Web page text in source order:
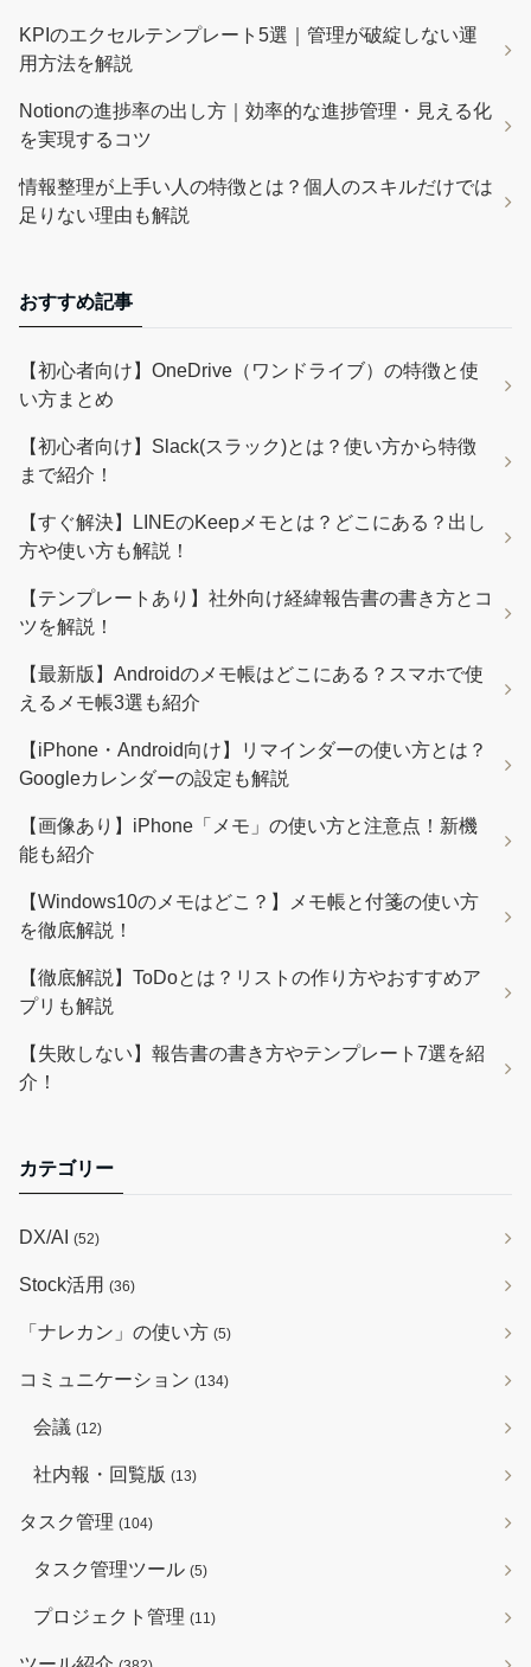
KPIのエクセルテンプレート5選｜管理が破綻しない運
用方法を解説
Notionの進捗率の出し方｜効率的な進捗管理・見える化
を実現するコツ
情報整理が上手い人の特徴とは？個人のスキルだけでは
足りない理由も解説
おすすめ記事
【初心者向け】OneDrive（ワンドライブ）の特徴と使
い方まとめ
【初心者向け】Slack(スラック)とは？使い方から特徴
まで紹介！
【すぐ解決】LINEのKeepメモとは？どこにある？出し
方や使い方も解説！
【テンプレートあり】社外向け経緯報告書の書き方とコ
ツを解説！
【最新版】Androidのメモ帳はどこにある？スマホで使
えるメモ帳3選も紹介
【iPhone・Android向け】リマインダーの使い方とは？
Googleカレンダーの設定も解説
【画像あり】iPhone「メモ」の使い方と注意点！新機
能も紹介
【Windows10のメモはどこ？】メモ帳と付箋の使い方
を徹底解説！
【徹底解説】ToDoとは？リストの作り方やおすすめア
プリも解説
【失敗しない】報告書の書き方やテンプレート7選を紹
介！
カテゴリー
DX/AI (52)
Stock活用 (36)
「ナレカン」の使い方 (5)
コミュニケーション (134)
会議 (12)
社内報・回覧版 (13)
タスク管理 (104)
タスク管理ツール (5)
プロジェクト管理 (11)